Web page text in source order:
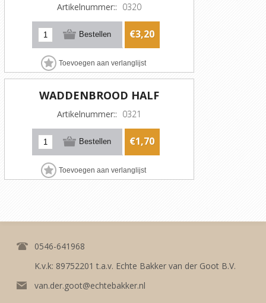
Artikelnummer:: 0320
€3,20
WADDENBROOD HALF
Artikelnummer:: 0321
€1,70
0546-641968
K.v.k: 89752201 t.a.v. Echte Bakker van der Goot B.V.
van.der.goot@echtebakker.nl